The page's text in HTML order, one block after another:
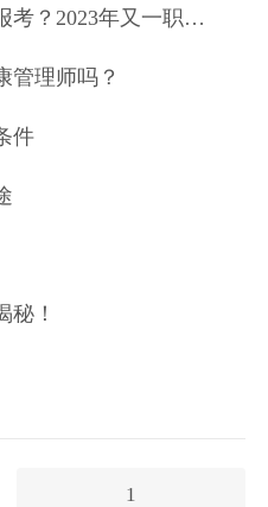
健康管理师值不值得报考？2023年又一职业技能等级证书重磅人才政策发布！
管理师吗？
件
秘！
1